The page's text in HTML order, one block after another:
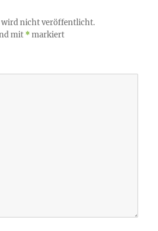
nicht veröffentlicht.
mit *markiert